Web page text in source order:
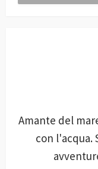
Amante del
con l'acqua.